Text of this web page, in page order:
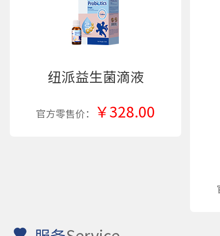
纽派益生菌滴液
官方零售价： ￥328.00